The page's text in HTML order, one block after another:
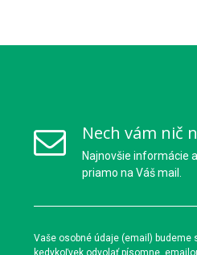
Nech vám nič
Najnovšie informácie
priamo na Váš mail.
Vaše osobné údaje (email)
kedykoľvek odvolať písomne,